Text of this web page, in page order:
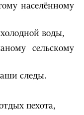
населённому
воды,
сельскому
следы.
пехота,